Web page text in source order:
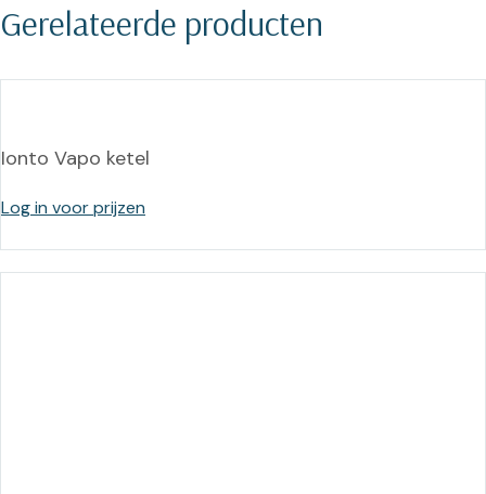
Gerelateerde producten
Ionto Vapo ketel
Log in voor prijzen